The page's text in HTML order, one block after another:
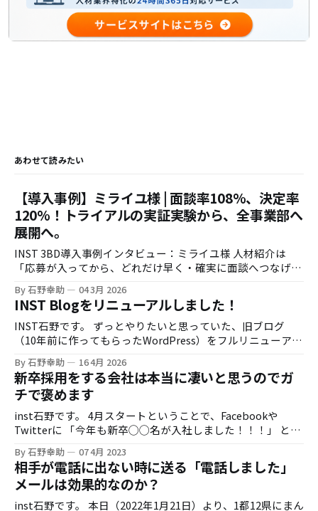
あわせて読みたい
【導入事例】ミライユ様 | 面談率108%、決定率
120%！トライアルの実証実験から、全事業部へ
展開へ。
INST 3BD導入事例インタビュー：ミライユ様 人材紹介は
「応募が入ってから、どれだけ早く・確実に面談へつなげら
の即時対応や、架電の追いかけ業務は現場負荷が高く、運用
の属人化も起きがちです。 今回は株式会社ミライユ様に、
INST 3BDのトライアル導入（実証実験）から、効果検証を
経て利用範囲を拡大するに至った経緯を伺いました。 お話を
ー：株式会社INST 石野 導入の背景：時間外応募対応と、
現場の架電負荷 石野：まず、INST 3BD導入前に感じていた
課題感を教えてください。 鈴木様：人材紹介の現場だと、応
募が入っても連絡がつかないケースが一定数あります。繋が
るまで追いかけ架電をするので、どうしても繋がりづらいか
たがリストに残っていくため、工数がかかってしまいます。
一方で、タイミングよく繋がった人は意向が高いので、そこ
を確実に面談につなげたい、というのが大きいですね。 実証
実験：3BDを使うチーム／使わないチームで比較 ミライユ様
では、INST
By 石野幸助 04 3月 2026
INST Blogをリニューアルしました！
INST石野です。 ずっとやりたいと思っていた、旧ブログ
（10年前に作ってもらったWordPress）をフルリニューアル
通り、INSTは創業すぐに僕がこのブログを書き始めて、それ
をほとんどの集客源に法人顧客の開拓を進めてきました。 そ
の昔は炎上したり、バズったりと色々書いていたのですが、
AIの登場もあって、ブログを書く手が進まなくなり、
Podcastにシフトしたりして色々やっておりました。 AIの登
場でなぜブログを書かなくなったのか？というのは、生成AI
登場以降はネット上のコンテンツの殆どがAIが生成したもの
になってしまい、人間が書いたブログなんて書ける量も決ま
っているし、どんどん埋もれてしまっていくのではないか？
と思ったからです。 本当にブログはもうオワコンなのか？
By 石野幸助 16 4月 2026
新卒採用をする会社は本当に凄いと思うのでガ
チで褒めます
inst石野です。 4月スタートということで、Facebookや
Twitterに 「今年も新卒◯◯名が入社しました！！！」 とい
年経営をしていると、大小入り交じるものの、それなりに経
営者の友達というのは増えていくものであって、「あの人の
会社、そんなに新卒入社してるんだ！」（主に釣りで知り合
った経営者友達ｗ）と思ったり、「前は3-4名だったのにも
By 石野幸助 07 4月 2023
相手が電話に出ない時に送る「電話しました」
メールは効果的なのか？
inst石野です。 本日（2022年1月21日）より、1都12県にまん